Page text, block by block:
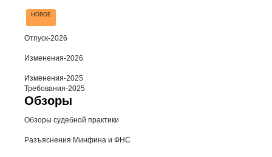
НОВОЕ
Отпуск-2026
Изменения-2026
Изменения-2025
Требования-2025
Обзоры
Обзоры судебной практики
Разъяснения Минфина и ФНС